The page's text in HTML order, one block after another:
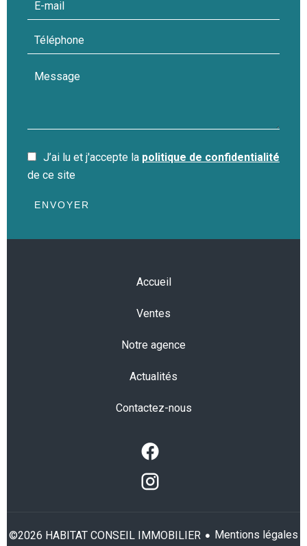
J’ai lu et j'accepte la politique de confidentialité
de ce site
ENVOYER
Accueil
Ventes
Notre agence
Actualités
Contactez-nous
©2026 HABITAT CONSEIL IMMOBILIER Mentions légales